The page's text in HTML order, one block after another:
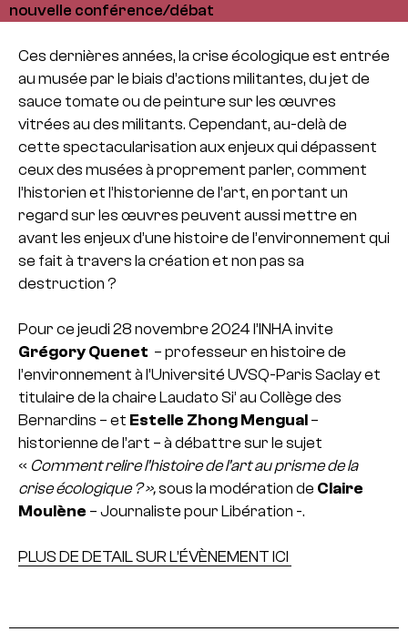
nouvelle conférence/débat
Ces dernières années, la crise écologique est entrée
au musée par le biais d’actions militantes, du jet de
sauce tomate ou de peinture sur les œuvres
vitrées au des militants. Cependant, au-delà de
cette spectacularisation aux enjeux qui dépassent
ceux des musées à proprement parler, comment
l’historien et l’historienne de l’art, en portant un
regard sur les œuvres peuvent aussi mettre en
avant les enjeux d’une histoire de l’environnement qui
se fait à travers la création et non pas sa
destruction ?
Pour ce jeudi 28 novembre 2024 l’INHA invite
Grégory Quenet – professeur en histoire de
l’environnement à l’Université UVSQ-Paris Saclay et
titulaire de la chaire Laudato Si’ au Collège des
Bernardins – et Estelle Zhong Mengual –
historienne de l’art – à débattre sur le sujet
« Comment relire l’histoire de l’art au prisme de la
crise écologique ? »,sous la modération de Claire
Moulène – Journaliste pour Libération -.
PLUS DE DETAIL SUR L’ÉVÈNEMENT ICI